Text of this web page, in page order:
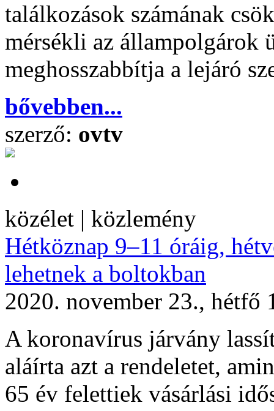
találkozások számának
mérsékli az állampolgárok
meghosszabbítja a lejáró
bővebben...
szerző: ovtv
közélet | közlemény
Hétköznap 9–11 óráig,
lehetnek a boltokban
2020. november 23., hétfő
A koronavírus járvány
aláírta azt a rendeletet,
65 év felettiek vásárlási